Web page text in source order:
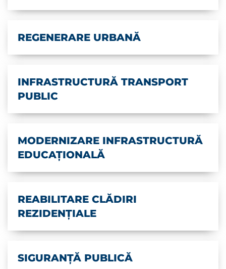
REGENERARE URBANĂ
INFRASTRUCTURĂ TRANSPORT
PUBLIC
MODERNIZARE INFRASTRUCTURĂ
EDUCAȚIONALĂ
REABILITARE CLĂDIRI
REZIDENȚIALE
SIGURANȚĂ PUBLICĂ